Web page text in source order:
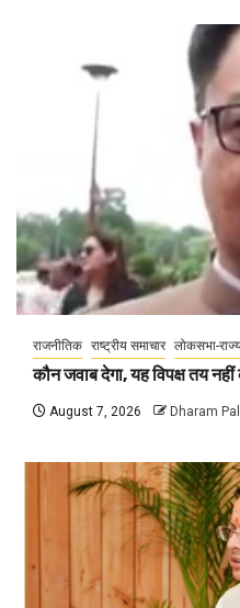
राजनीतिक राष्ट्रीय समाचार लोकसभा-
कौन जवाब देगा, यह विपक्ष तय
August 7, 2026 Dharam